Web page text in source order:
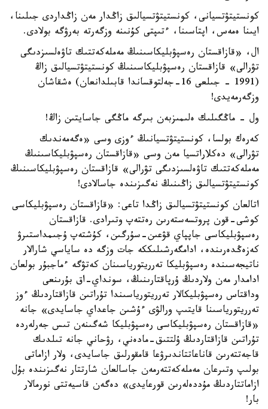
كونستيتۋتسيانى، كونستيتۋتسيالىق زاڭدار مەن زاڭداردى جىلىنا،
ايىنا ەمەس، اپتاسىنا، ءتىپتى كۇنىنە وزگەرتە بەرۋگە بولادى.
ال، «قازاقستان رەسپۋبليكاسىنىڭ مەملەكەتتىك تاۋەلسىزدىگى
تۋرالى» قازاقستان رەسپۋبليكاسىنىڭ كونستيتۋتسيالىق زاڭ
(1991 - جىلعى 16-جەلتوقساندا قابىلدانعان) ەشقاشان
وزگەرمەيدى!
ول - ماڭگىلىك ەلىمىزبەن بىرگە ماڭگى جاسايتىن زاڭ!
كەرەك بولسا، كونستيتۋتسيانىڭ ءوزى وسى «ەگەمەندىك
تۋرالى» دەكلاراتسيا مەن وسى «قازاقستان رەسپۋبليكاسىنىڭ
مەملەكەتتىك تاۋەلسىزدىگى تۋرالى» قازاقستان رەسپۋبليكاسىنىڭ
كونستيتۋتسيالىق زاڭىنىڭ نەگىزىندە جاسالادى!
اتالعان كونستيتۋتسيالىق زاڭدا تاعى: «قازاقستان رەسپۋبليكاسى
كوشى-قون پروتسەستەرىن رەتتەپ وتىرادى. قازاقستان
رەسپۋبليكاسى جاپپاي قۋعىن-سۇرگىن، كۇشتەپ ۇجىمداستىرۋ
كەزەڭدەرىندە، ادامگەرشىلىككە جات وزگە دە ساياسي شارالار
ناتيجەسىندە رەسپۋبليكا تەرريتورياسىنان كەتۋگە ءماجبۇر بولعان
ادامدار مەن ولاردىڭ ۇرپاقتارىنىڭ، سونداي-اق بۇرىنعى
وداقتاس رەسپۋبليكالار تەرريتورياسىندا تۇراتىن قازاقتاردىڭ ءوز
تەرريتورياسىنا قايتىپ ورالۋى ءۇشىن جاعداي جاسايدى» جانە
«قازاقستان رەسپۋبليكاسى رەسپۋبليكا شەگىنەن تىس جەرلەردە
تۇراتىن قازاقتاردىڭ ۇلتتىق-مادەني، رۋحاني جانە تىلدىك
قاجەتتەرىن قاناعاتتاندىرۋعا قامقورلىق جاسايدى، ولار ازاماتى
بولىپ وتىرعان مەملەكەتتەرمەن جاسالعان شارتتار نەگىزىندە بۇل
ازاماتتاردىڭ مۇددەلەرىن قورعايدى» دەگەن قاسيەتتى نورمالار
بار!